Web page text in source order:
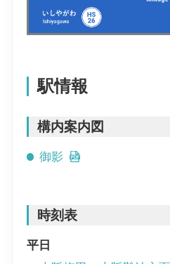
駅情報
構内案内図
御影
時刻表
平日